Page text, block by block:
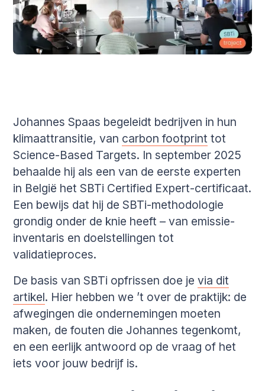
Johannes Spaas begeleidt bedrijven in hun
klimaattransitie, van carbon footprint tot
Science-Based Targets. In september 2025
behaalde hij als een van de eerste experten
in België het SBTi Certified Expert-certificaat.
Een bewijs dat hij de SBTi-methodologie
grondig onder de knie heeft – van emissie-
inventaris en doelstellingen tot
validatieproces.
De basis van SBTi opfrissen doe jevia dit
artikel. Hier hebben we ’t over de praktijk: de
afwegingen die ondernemingen moeten
maken, de fouten die Johannes tegenkomt,
en een eerlijk antwoord op de vraag of het
iets voor jouw bedrijf is.